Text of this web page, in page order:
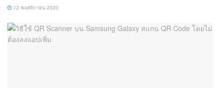
12 พฤศจิกายน 2020